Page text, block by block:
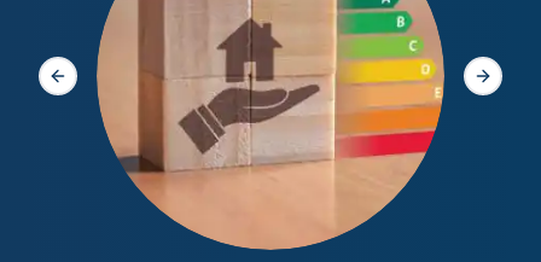
Slide précédente Slide